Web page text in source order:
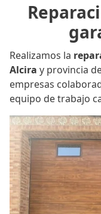
Realizamos la
Alcira y provincia
empresas
equipo de trabajo